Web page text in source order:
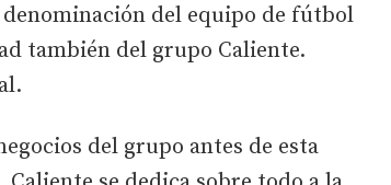
denominación del equipo de fútbol
también del grupo Caliente.
del grupo antes de esta